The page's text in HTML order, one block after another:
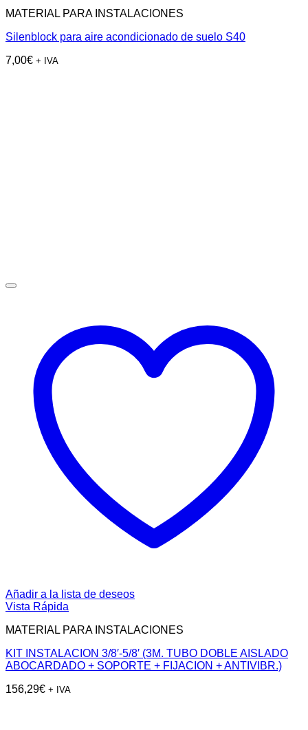
MATERIAL PARA INSTALACIONES
Silenblock para aire acondicionado de suelo S40
7,00€ + IVA
Añadir a la lista de deseos
Vista Rápida
MATERIAL PARA INSTALACIONES
KIT INSTALACION 3/8′-5/8′ (3M. TUBO DOBLE AISLADO
ABOCARDADO + SOPORTE + FIJACION + ANTIVIBR.)
156,29€ + IVA